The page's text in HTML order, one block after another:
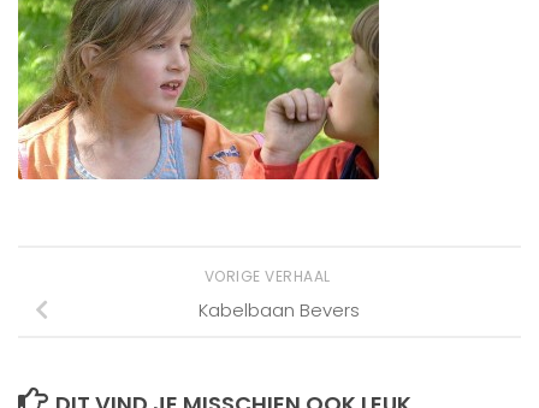
VORIGE VERHAAL
Kabelbaan Bevers